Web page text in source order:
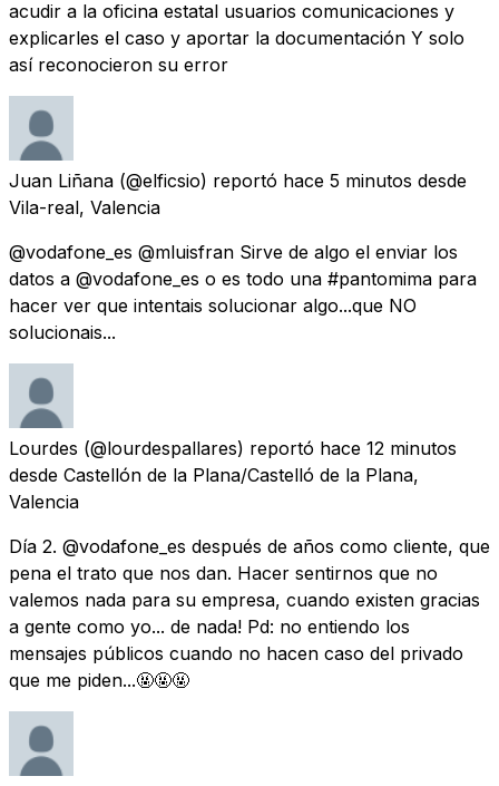
acudir a la oficina estatal usuarios comunicaciones y
explicarles el caso y aportar la documentación Y solo
así reconocieron su error
Juan Liñana (@elficsio) reportó hace 5 minutos desde
Vila-real, Valencia
@vodafone_es @mluisfran Sirve de algo el enviar los
datos a @vodafone_es o es todo una #pantomima para
hacer ver que intentais solucionar algo...que NO
solucionais...
Lourdes (@lourdespallares) reportó hace 12 minutos
desde Castellón de la Plana/Castelló de la Plana,
Valencia
Día 2. @vodafone_es después de años como cliente, que
pena el trato que nos dan. Hacer sentirnos que no
valemos nada para su empresa, cuando existen gracias
a gente como yo... de nada! Pd: no entiendo los
mensajes públicos cuando no hacen caso del privado
que me piden...🤬🤬🤬